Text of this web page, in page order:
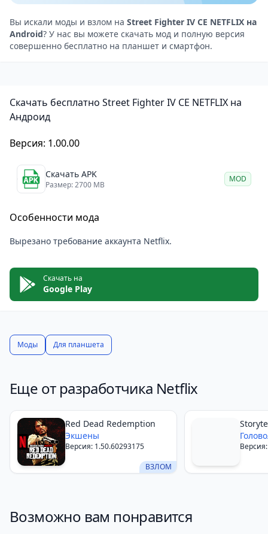
управлением. Вы можете наслаждаться
широкоформатным режимом и подключать
геймпад для более глубокого погружения в
сражения. Управление адаптировано для
Для кого игра Street Fighter IV CE NETFLIX
Это игра, которая придётся по душе всем, кто вырос
на аркадных автоматах и мечтает вернуться в мир
выбором для тех, кто ценит напряжённые бои,
тщательно проработанных персонажей и дух
Вы искали моды и взлом на Street Fighter IV CE NETFLIX на
Android? У нас вы можете скачать мод и полную версия
совершенно бесплатно на планшет и смартфон.
Скачать бесплатно Street Fighter IV CE NETFLIX на
Андроид
Версия: 1.00.00
Скачать APK
Размер: 2700 MB
MOD
Особенности мода
Вырезано требование аккаунта Netflix.
Скачать на
Google Play
Моды Для планшета
Еще от разработчика Netflix
ВЗЛОМ
Red Dead Redemption
Экшены
Версия: 1.50.60293175
Возможно вам понравится